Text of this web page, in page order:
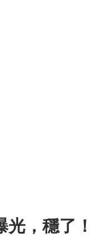
，穩了！